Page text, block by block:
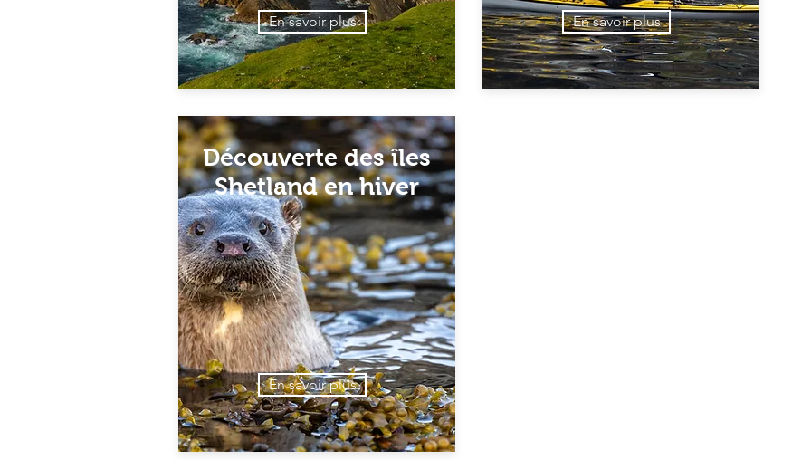
En savoir plus
Découverte des îles
Shetland en hiver
En savoir plus
En savoir plus